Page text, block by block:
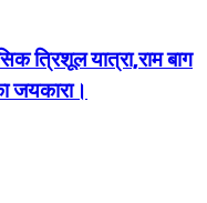
त्रिशूल यात्रा,राम बाग
जयकारा।